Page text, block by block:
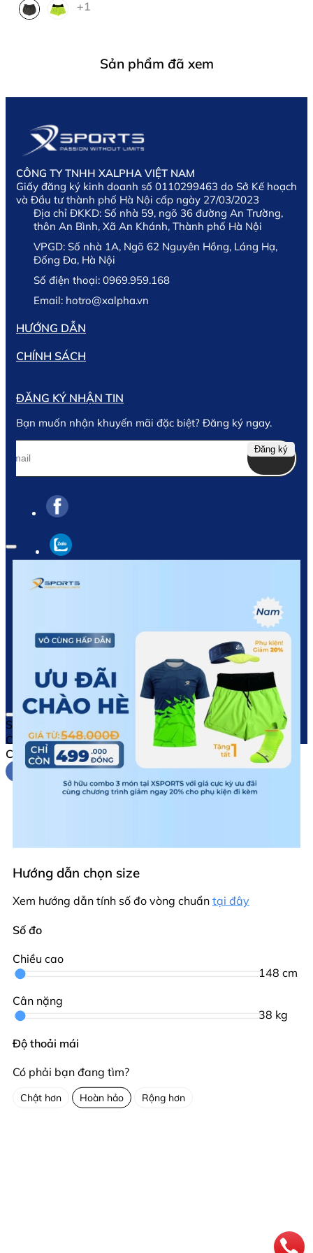
Sở hữu 3 món đồ với mức giá chỉ bằng 1 chiếc áo
Phù hợp với học sinh, sinh viên, người mới tập
hoặc runner lâu năm
Hỗ trợ chuyên nghiệp:
Đội ngũ tư vấn viên hiểu rõ sản phẩm, giúp bạn
chọn đúng size, đúng mục đích
vừa
5. Hướng dẫn chọn size Combo
Để chọn được size áo vừa vặn và thoải mái nhất,
bạn có thể tham khảo bảng size chi tiết bên dưới:
Bạn cần tư vấn riêng? Gọi ngay hotline hoặc
6. Đặt hàng nhanh chóng – Ưu đãi có
hạn
Ưu đãi Combo Chào Hè chỉ áp dụng trong
thời gian ngắn!
Gọi ngay
và đặt hàng
Hoặc truy cập website
hàng online, nhận ưu đãi 20% phụ kiện
Giao hàng toàn quốc – Đổi trả linh hoạt –
Chăm sóc tận tình
Combo Chào Hè không chỉ là một bộ trang phục
thể thao, mà là “người bạn đồng hành” lý tưởng
trong mọi buổi chạy bộ, tập gym hoặc du lịch của
bạn.
Hãy làm mới bản thân, tiếp thêm động lực và sẵn
sàng cho mọi mục tiêu thể chất với Combo Chào
Hè của XSPORTS
+1
Sản phẩm đã xem
CÔNG TY TNHH XALPHA VIỆT NAM
Giấy đăng ký kinh doanh số 0110299463 do Sở Kế hoạch
và Đầu tư thành phố Hà Nội cấp ngày 27/03/2023
Địa chỉ ĐKKD: Số nhà 59, ngõ 36 đường An Trường,
thôn An Bình, Xã An Khánh, Thành phố Hà Nội
VPGD: Số nhà 1A, Ngõ 62 Nguyên Hồng, Láng Hạ,
Đống Đa, Hà Nội
Số điện thoại: 0969.959.168
Email: hotro@xalpha.vn
HƯỚNG DẪN
CHÍNH SÁCH
ĐĂNG KÝ NHẬN TIN
Bạn muốn nhận khuyến mãi đặc biệt? Đăng ký ngay.
Đăng ký
Sao chép liên kết
Chia sẻ
Chia sẻ
Hướng dẫn chọn size
Xem hướng dẫn tính số đo vòng chuẩn tại đây
Số đo
Chiều cao
148 cm
Cân nặng
38 kg
Độ thoải mái
Có phải bạn đang tìm?
Chật hơn Hoàn hảo Rộng hơn